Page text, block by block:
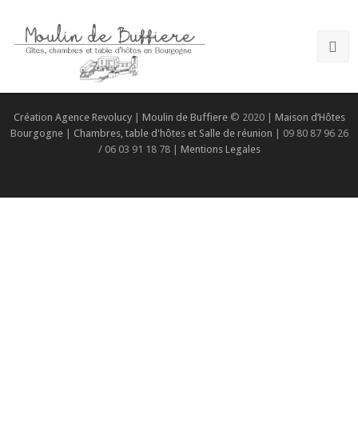
Création Agence Revolucy| Moulin de Buffiere© 2020 | Maison d’Hôtes
Bourgogne| Chambres, table d'hôtes et Salle de réunion
| 09 80 87 96 26
/ 06 03 91 18 78 | Mentions Legales